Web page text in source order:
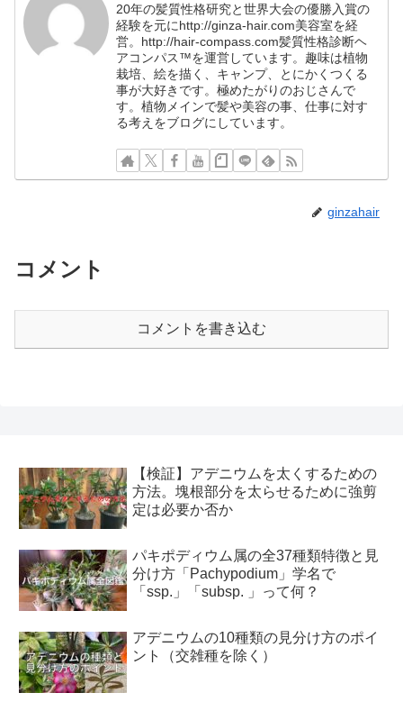
20年の髪質性格研究と世界大会の優勝入賞の
経験を元にhttp://ginza-hair.com美容室を経
営。http://hair-compass.com髪質性格診断ヘ
アコンパス™︎を運営しています。趣味は植物
栽培、絵を描く、キャンプ、とにかくつくる
事が大好きです。極めたがりのおじさんで
す。植物メインで髪や美容の事、仕事に対す
る考えをブログにしています。
ginzahair
コメント
コメントを書き込む
【検証】アデニウムを太くするための
方法。塊根部分を太らせるために強剪
定は必要か否か
パキポディウム属の全37種類特徴と見
分け方「Pachypodium」学名で
「ssp.」「subsp. 」って何？
アデニウムの10種類の見分け方のポイ
ント（交雑種を除く）